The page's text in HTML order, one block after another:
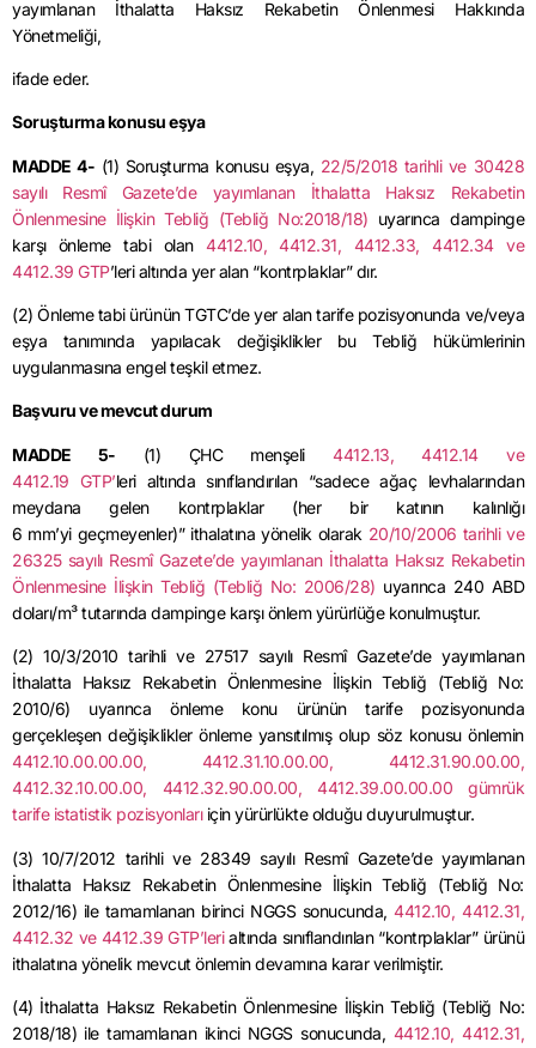
yayımlanan İthalatta Haksız Rekabetin Önlenmesi Hakkında
Yönetmeliği,
ifadeeder.
Soruşturma konusu eşya
MADDE 4- (1) Soruşturma konusu eşya, 22/5/2018 tarihli ve 30428
sayılı Resmî Gazete’de yayımlanan İthalatta Haksız Rekabetin
Önlenmesine İlişkin Tebliğ (Tebliğ No:2018/18) uyarınca dampinge
karşı önleme tabi olan 4412.10, 4412.31, 4412.33, 4412.34 ve
4412.39 GTP’lerialtında yer alan “kontrplaklar”dır.
(2) Önleme tabi ürününTGTC’deyer alan tarife pozisyonunda ve/veya
eşya tanımında yapılacak değişiklikler bu Tebliğ hükümlerinin
uygulanmasına engel teşkil etmez.
Başvuru ve mevcut durum
MADDE 5- (1) ÇHC menşeli4412.13, 4412.14 ve
4412.19 GTP’lerialtında sınıflandırılan “sadece ağaç levhalarından
meydana gelen kontrplaklar (her bir katının kalınlığı
6 mm’yigeçmeyenler)” ithalatına yönelik olarak 20/10/2006 tarihli ve
26325 sayılı Resmî Gazete’de yayımlanan İthalatta Haksız Rekabetin
Önlenmesine İlişkin Tebliğ (Tebliğ No: 2006/28) uyarınca 240 ABD
doları/m³ tutarında dampinge karşı önlem yürürlüğe konulmuştur.
(2) 10/3/2010 tarihli ve 27517 sayılı Resmî Gazete’de yayımlanan
İthalatta Haksız Rekabetin Önlenmesine İlişkin Tebliğ (Tebliğ No:
2010/6) uyarınca önleme konu ürünün tarife pozisyonunda
gerçekleşen değişiklikler önleme yansıtılmış olup söz konusu önlemin
4412.10.00.00.00, 4412.31.10.00.00, 4412.31.90.00.00,
4412.32.10.00.00, 4412.32.90.00.00, 4412.39.00.00.00 gümrük
tarife istatistik pozisyonlarıiçin yürürlükte olduğu duyurulmuştur.
(3)10/7/2012 tarihli ve 28349 sayılı Resmî Gazete’de yayımlanan
İthalatta Haksız Rekabetin Önlenmesine İlişkin Tebliğ (Tebliğ No:
2012/16) ile tamamlanan birinci NGGS sonucunda,4412.10, 4412.31,
4412.32 ve 4412.39GTP’leri altında sınıflandırılan “kontrplaklar” ürünü
ithalatına yönelik mevcut önlemin devamına karar verilmiştir.
(4) İthalatta Haksız Rekabetin Önlenmesine İlişkin Tebliğ (Tebliğ No:
2018/18) ile tamamlanan ikinci NGGS sonucunda, 4412.10, 4412.31,